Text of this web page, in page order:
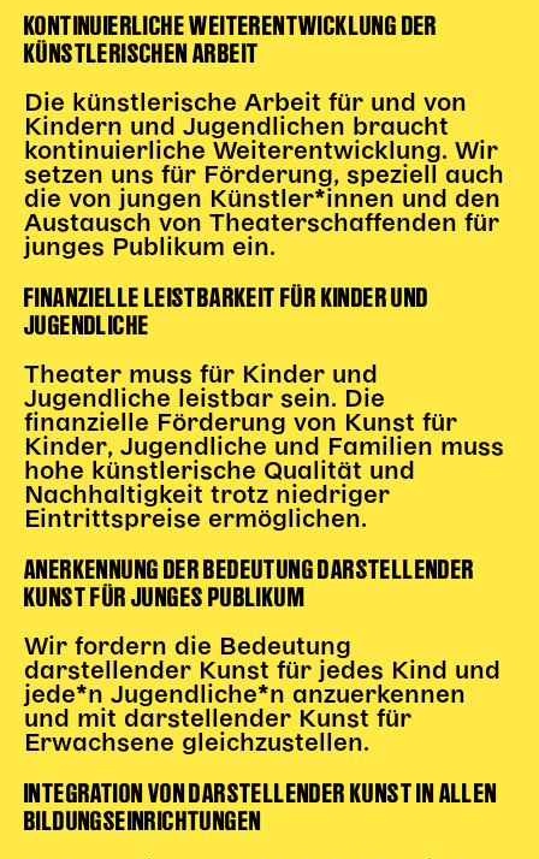
Theaterwerkstätten
PÄDAGOGIK
Kunst + Wissen
Rund um den Vorstellungsbesuch
Begleitmaterial
TheaterPaket
Schulabenteuernacht
Probenklasse
Theaterklasse
Vorstellungen für pädagogische Institutionen
Angebote für Pädagog*innen
PädagogikClub
Sommerfest
Open House
Newsletter für pädagogische Institutionen
DIGITALE BÜHNE
Gl!tch4
House of Hybrid Rebels
KONTINUIERLICHE WEITERENTWICKLUNG DER
KÜNSTLERISCHEN ARBEIT
Die künstlerische Arbeit für und von
Kindern und Jugendlichen braucht
kontinuierliche Weiterentwicklung. Wir
setzen uns für Förderung, speziell auch
die von jungen Künstler*innen und den
Austausch von Theaterschaffenden für
junges Publikum ein.
FINANZIELLE LEISTBARKEIT FÜR KINDER UND
JUGENDLICHE
Theater muss für Kinder und
Jugendliche leistbar sein. Die
finanzielle Förderung von Kunst für
Kinder, Jugendliche und Familien muss
hohe künstlerische Qualität und
Nachhaltigkeit trotz niedriger
Eintrittspreise ermöglichen.
ANERKENNUNG DER BEDEUTUNG DARSTELLENDER
KUNST FÜR JUNGES PUBLIKUM
Wir fordern die Bedeutung
darstellender Kunst für jedes Kind und
jede*n Jugendliche*n anzuerkennen
und mit darstellender Kunst für
Erwachsene gleichzustellen.
INTEGRATION VON DARSTELLENDER KUNST IN ALLEN
BILDUNGSEINRICHTUNGEN